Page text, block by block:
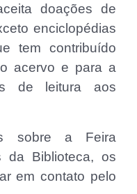
doações de
enciclopédias
tem contribuído
acervo e para a
de leitura aos
sobre a Feira
da Biblioteca, os
em contato pelo